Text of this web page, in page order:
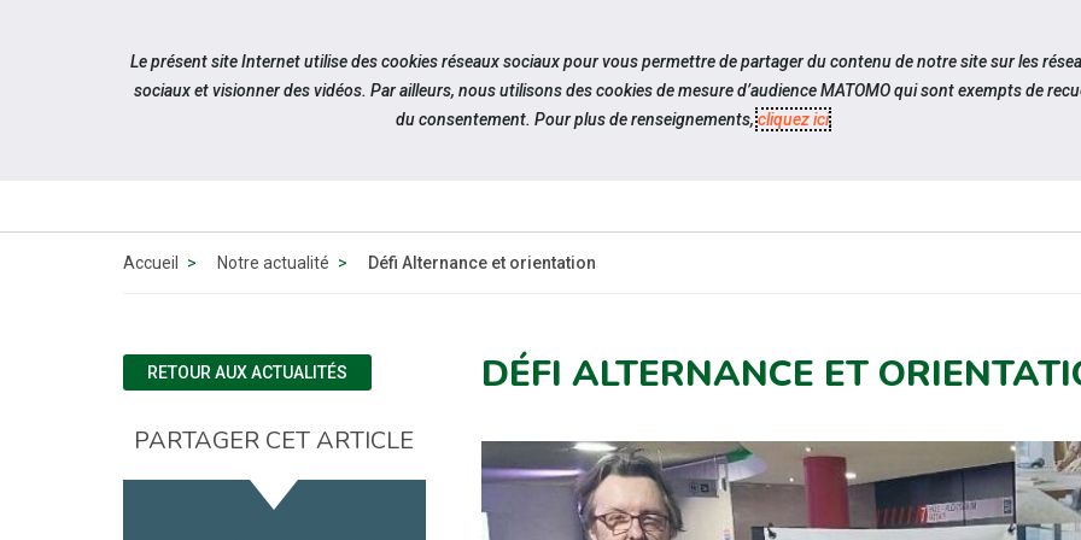
Aller au contenu
ESPACE
ESPACE
Accueil Notre actualité Défi Alternance et orientation
DÉFI ALTERNANCE ET
RETOUR AUX ACTUALITÉS
PARTAGER CET ARTICLE
Le présent site Internet utilise des cookies réseaux sociaux pour vous permettre de partager du contenu de notre site sur les
sociaux et visionner des vidéos. Par ailleurs, nous utilisons des cookies de mesure d’audience MATOMO qui sont exempts de
du consentement. Pour plus de renseignements,cliquez ici.